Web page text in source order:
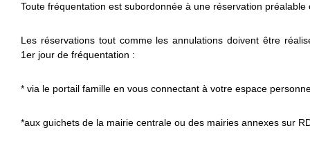
Toute fréquentation est subordonnée à une réservation préalable
Les réservations tout comme les annulations doivent être
1er jour de fréquentation :
* via le portail famille en vous connectant à votre espace
*aux guichets de la mairie centrale ou des mairies annexes sur